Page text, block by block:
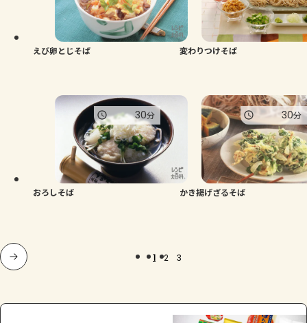
えび卵とじそば 変わりつけそば
おろしそば
30分
かき揚げざるそば
30分
1 2 3